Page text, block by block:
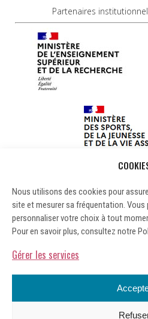
Nous utilisons des cookies pour
site et mesurer sa fréquentation. Vous
personnaliser votre choix à tout
Pour en savoir plus, consultez notre
Gérer les services
Partenaires